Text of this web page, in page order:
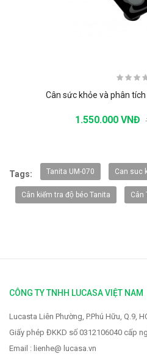
Cân sức khỏe và phân
1.550.000 VNĐ
2.319.000 VNĐ
Tags: Tanita UM-070 Can suc
Cân kiểm tra độ béo Tanita Cân
CÔNG TY TNHH LUCASA VIỆT NAM
Lucasta Liên Phường, P.Phú Hữu, Q.9,
Giấy phép ĐKKD số 0312106040 cấp
Email : lienhe@ lucasa.vn